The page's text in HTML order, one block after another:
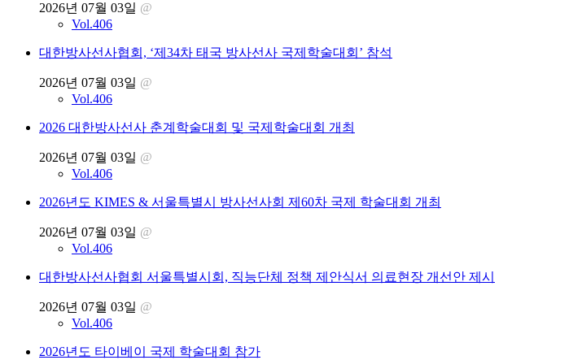
2026년 07월 03일 @
Vol.406
대한방사선사협회, ‘제34차 태국 방사선사 국제학술대회’ 참석
2026년 07월 03일 @
Vol.406
2026 대한방사선사 춘계학술대회 및 국제학술대회 개최
2026년 07월 03일 @
Vol.406
2026년도 KIMES & 서울특별시 방사선사회 제60차 국제 학술대회 개최
2026년 07월 03일 @
Vol.406
대한방사선사협회 서울특별시회, 직능단체 정책 제안식서 의료현장 개선안 제시
2026년 07월 03일 @
Vol.406
2026년도 타이베이 국제 학술대회 참가